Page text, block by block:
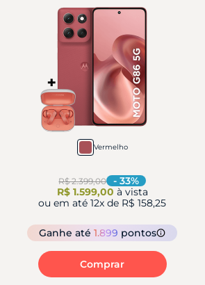
Vermelho
R$ 2.399,00 -33%
R$ 1.599,00 à vista
ou em até12x de R$ 158,25
Ganheaté 1.899 pontos
Comprar